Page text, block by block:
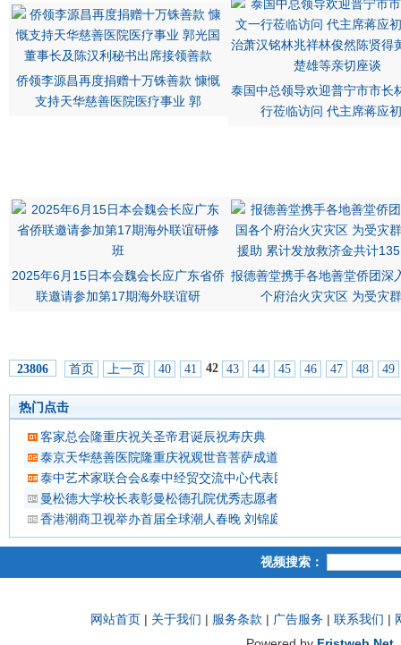
侨领李源昌再度捐赠十万铢善款 慷慨
支持天华慈善医院医疗事业 郭
泰国中总领导欢迎普宁市市长
行莅临访问 代主席蒋应
2025年6月15日本会魏会长应广东省侨
联邀请参加第17期海外联谊研
报德善堂携手各地善堂侨团深
个府治火灾灾区 为受灾
23806 首页 上一页 40 41 42 43 44 45 46 47 48 49
热门点击
客家总会隆重庆祝关圣帝君诞辰祝寿庆典
泰京天华慈善医院隆重庆祝观世音菩萨成道吉日延僧诵经祈福
泰中艺术家联合会&泰中经贸交流中心代表团 蔡义批会长率领抵
曼松德大学校长表彰曼松德孔院优秀志愿者教师
香港潮商卫视举办首届全球潮人春晚 刘锦庭等侨领出席
视频搜索：
网站首页 | 关于我们 | 服务条款 | 广告服务 | 联系我们 |